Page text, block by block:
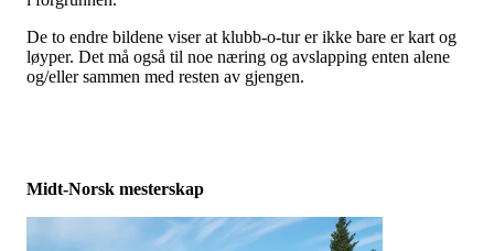
De to endre bildene viser at klubb-o-tur er ikke bare er kart og
løyper. Det må også til noe næring og avslapping enten alene
og/eller sammen med resten av gjengen.
Midt-Norsk mesterskap